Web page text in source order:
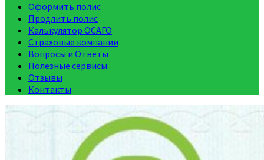
Оформить полис
Продлить полис
Калькулятор ОСАГО
Страховые компании
Вопросы и Ответы
Полезные сервисы
Отзывы
Контакты